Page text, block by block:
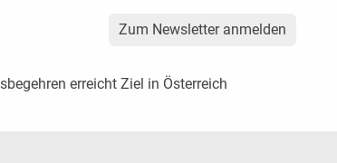
Zum Newsletter anmelden
erreicht Ziel in Österreich